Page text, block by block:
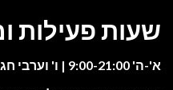
שעות פעילות
א'-ה' 9:00-21:00 | ו' וערבי חג 9:00-13:00